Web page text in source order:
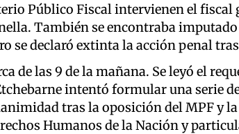
Público Fiscal intervienen el fiscal
También se encontraba imputado
se declaró extinta la acción penal
de las 9 de la mañana. Se leyó el
intentó formular una serie
tras la oposición del MPF y
Humanos de la Nación y